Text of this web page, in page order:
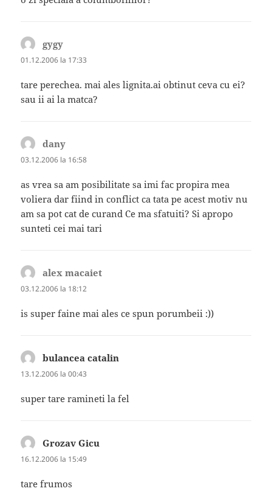
gygy
01.12.2006 la 17:33
tare perechea. mai ales lignita.ai obtinut ceva cu ei?
sau ii ai la matca?
dany
03.12.2006 la 16:58
as vrea sa am posibilitate sa imi fac propira mea
voliera dar fiind in conflict ca tata pe acest motiv nu
am sa pot cat de curand Ce ma sfatuiti? Si apropo
sunteti cei mai tari
alex macaiet
03.12.2006 la 18:12
is super faine mai ales ce spun porumbeii :))
bulancea catalin
13.12.2006 la 00:43
super tare ramineti la fel
Grozav Gicu
16.12.2006 la 15:49
tare frumos